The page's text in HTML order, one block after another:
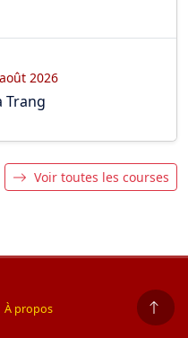
2026
Trang
Voir toutes les courses
À propos